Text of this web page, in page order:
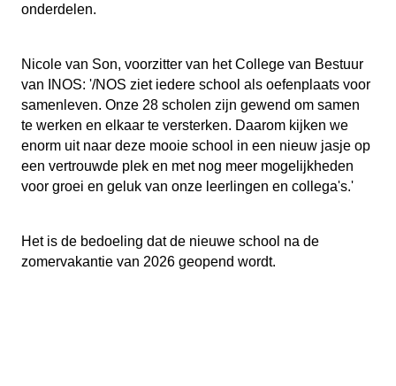
onderdelen.
Nicole van Son, voorzitter van het College van Bestuur
van INOS: '/NOS ziet iedere school als oefenplaats voor
samenleven. Onze 28 scholen zijn gewend om samen
te werken en elkaar te versterken. Daarom kijken we
enorm uit naar deze mooie school in een nieuw jasje op
een vertrouwde plek en met nog meer mogelijkheden
voor groei en geluk van onze leerlingen en collega's.'
Het is de bedoeling dat de nieuwe school na de
zomervakantie van 2026 geopend wordt.